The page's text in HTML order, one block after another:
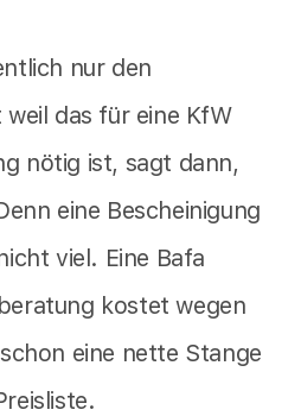
nur den
das für eine KfW
nötig ist, sagt dann,
eine Bescheinigung
viel. Eine Bafa
kostet wegen
eine nette Stange